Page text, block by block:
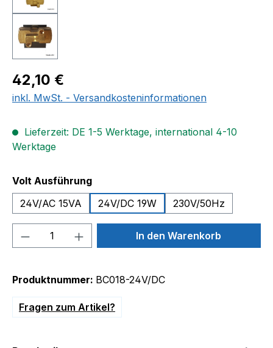
Regulärer Preis:
42,10 €
inkl. MwSt. - Versandkosteninformationen
Lieferzeit: DE 1-5 Werktage, international 4-10
Werktage
Volt Ausführungauswählen
24V/AC 15VA
24V/DC 19W 230V/50Hz
Produkt Anzahl: Gib denIn den Warenkorb
Produktnummer: BC018-24V/DC
Fragen zum Artikel?